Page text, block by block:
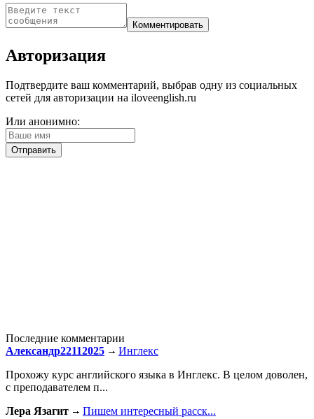
Авторизация
Подтвердите ваш комментарий, выбрав одну из социальных
сетей для авторизации на iloveenglish.ru
Или анонимно:
Последние комментарии
Александр22112025
Инглекс
Прохожу курс английского языка в Инглекс. В целом доволен,
с преподавателем п...
Лера Язагит
Пишем интересный расск...